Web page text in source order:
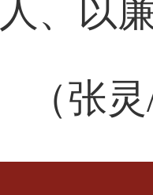
人、以
（张灵